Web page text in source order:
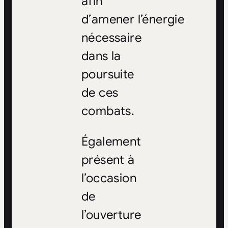
d’amener l’énergie
nécessaire
dans la
poursuite
de ces
combats.
Également
présent à
l’occasion
de
l’ouverture